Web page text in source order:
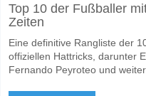
Top 10 der Fußballer
Zeiten
Eine definitive Rangliste der
offiziellen Hattricks, darunter
Fernando Peyroteo und